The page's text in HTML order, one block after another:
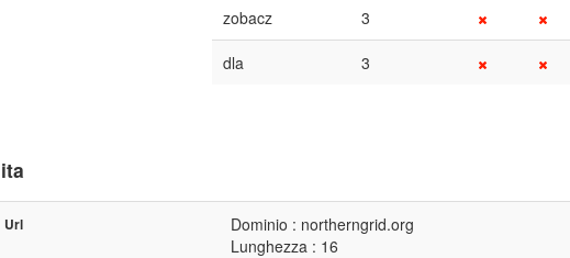
zobacz 3
dla 3
Url
Dominio : northerngrid.org
Lunghezza : 16